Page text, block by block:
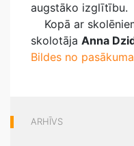
augstāko izglītību.
Kopā ar
skolotāja Anna
Bildes no pasākuma
ARHĪVS